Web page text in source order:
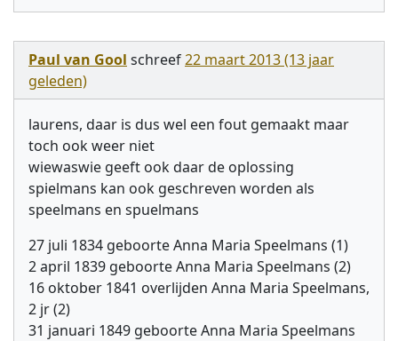
Paul van Gool schreef22 maart 2013 (13 jaar
geleden)
laurens, daar is dus wel een fout gemaakt maar
toch ook weer niet
wiewaswie geeft ook daar de oplossing
spielmans kan ook geschreven worden als
speelmans en spuelmans
27 juli 1834 geboorte Anna Maria Speelmans (1)
2 april 1839 geboorte Anna Maria Speelmans (2)
16 oktober 1841 overlijden Anna Maria Speelmans,
2 jr (2)
31 januari 1849 geboorte Anna Maria Speelmans